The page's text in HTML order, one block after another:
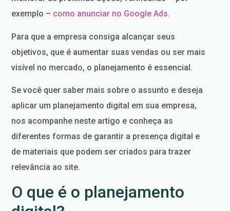
exemplo – como anunciar no Google Ads.
Para que a empresa consiga alcançar seus
objetivos, que é aumentar suas vendas ou ser mais
visível no mercado, o planejamento é essencial.
Se você quer saber mais sobre o assunto e deseja
aplicar um planejamento digital em sua empresa,
nos acompanhe neste artigo e conheça as
diferentes formas de garantir a presença digital e
de materiais que podem ser criados para trazer
relevância ao site.
O que é o planejamento